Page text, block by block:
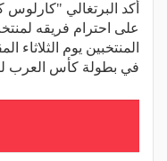
أكد البرتغالي
على احترام فريقه
المنتخبين يوم
في بطولة كأس العرب